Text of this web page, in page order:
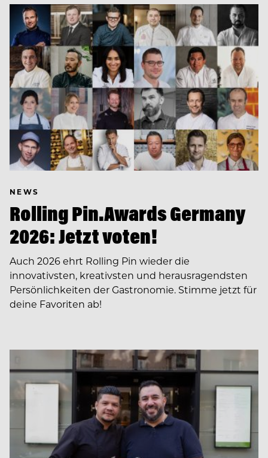
NEWS
Rolling Pin.Awards Germany
2026: Jetzt voten!
Auch 2026 ehrt Rolling Pin wieder die
innovativsten, kreativsten und herausragendsten
Persönlichkeiten der Gastronomie. Stimme jetzt für
deine Favoriten ab!